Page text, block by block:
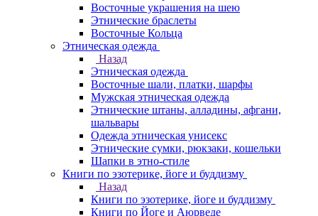
Восточные украшения на шею
Этнические браслеты
Восточные Кольца
Этническая одежда
Назад
Этническая одежда
Восточные шали, платки, шарфы
Мужская этническая одежда
Этнические штаны, алладины, афгани,
шальвары
Одежда этническая унисекс
Этнические сумки, рюкзаки, кошельки
Шапки в этно-стиле
Книги по эзотерике, йоге и буддизму
Назад
Книги по эзотерике, йоге и буддизму
Книги по Йоге и Аюрведе